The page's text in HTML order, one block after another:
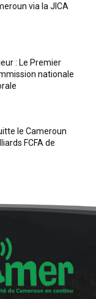
via la JICA
: Le Premier
nationale
le Cameroun
FCFA de